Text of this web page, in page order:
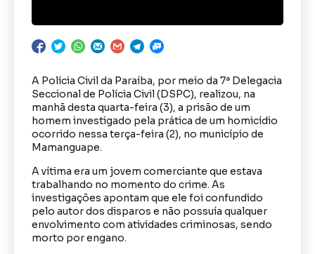
A Polícia Civil da Paraíba, por meio da 7ª Delegacia
Seccional de Polícia Civil (DSPC), realizou, na
manhã desta quarta-feira (3), a prisão de um
homem investigado pela prática de um homicídio
ocorrido nessa terça-feira (2), no município de
Mamanguape.
A vítima era um jovem comerciante que estava
trabalhando no momento do crime. As
investigações apontam que ele foi confundido
pelo autor dos disparos e não possuía qualquer
envolvimento com atividades criminosas, sendo
morto por engano.